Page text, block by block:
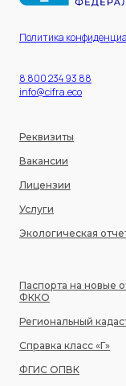
Политика
8 800 234 93 88
info@cifra.eco
Реквизиты
Вакансии
Лицензии
Услуги
Экологическая
Паспорта на новые
ФККО
Региональный
Справка класс «Г»
ФГИС ОПВК